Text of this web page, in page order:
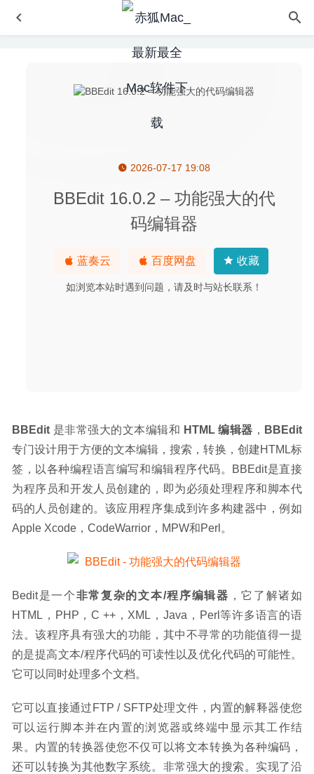
2026-07-17 19:08
BBEdit 16.0.2 – 功能强大的代
码编辑器
蓝奏云 百度网盘 收藏
如浏览本站时遇到问题，请及时与站长联系！
BBEdit 是非常强大的文本编辑和 HTML 编辑器 ， BBEdit
专门设计用于方便的文本编辑，搜索，转换，创建HTML标
签，以各种编程语言编写和编辑程序代码。BBEdit是直接
为程序员和开发人员创建的，即为必须处理程序和脚本代
码的人员创建的。该应用程序集成到许多构建器中，例如
Apple Xcode，CodeWarrior，MPW和Perl。
Bedit是一个非常复杂的文本/程序编辑器 ，它了解诸如
HTML，PHP，C ++，XML，Java，Perl等许多语言的语
法。该程序具有强大的功能，其中不寻常的功能值得一提
的是提高文本/程序代码的可读性以及优化代码的可能性。
它可以同时处理多个文档。
它可以直接通过FTP / SFTP处理文件，内置的解释器使您
可以运行脚本并在内置的浏览器或终端中显示其工作结
果。内置的转换器使您不仅可以将文本转换为各种编码，
还可以转换为其他数字系统。非常强大的搜索。实现了沿
uTools 0.8.9-beta for Mac中文版-让你效率倍增的快速启动
UctoX 2.8.2 中文版-专业的财务及发票管理软件 2020-08-06
SwitchResX 4.10.0 – 简单易用的屏幕分辨率修改工具
Librarian Pro 8.1.0 – 多媒体信息管理工具 2026-03-11
Keep It 1.8.5 for Mac- 功能强大的Mac笔记应用 2020-04-